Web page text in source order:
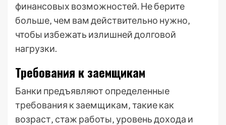
финансовых возможностей. Не берите
больше‚ чем вам действительно нужно‚
чтобы избежать излишней долговой
нагрузки.
Требования к заемщикам
Банки предъявляют определенные
требования к заемщикам‚ такие как
возраст‚ стаж работы‚ уровень дохода и